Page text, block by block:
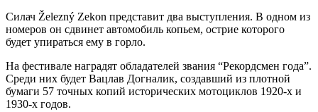
Силач Železný Zekon представит два выступления. В одном из
номеров он сдвинет автомобиль копьем, острие которого
будет упираться ему в горло.
На фестивале наградят обладателей звания “Рекордсмен года”.
Среди них будет Вацлав Догналик, создавший из плотной
бумаги 57 точных копий исторических мотоциклов 1920-х и
1930-х годов.